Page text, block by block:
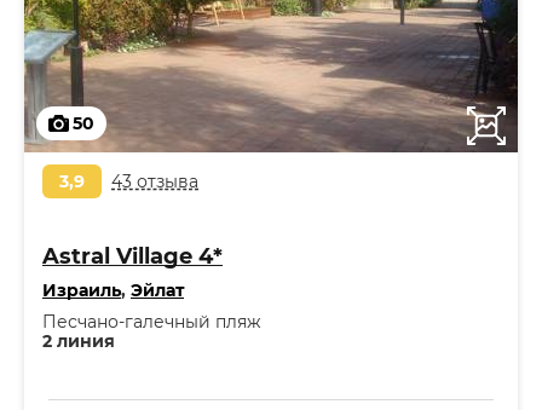
50
3,9 43 отзыва
Astral Village 4*
Израиль, Эйлат
2 линия
Песчано-галечный пляж